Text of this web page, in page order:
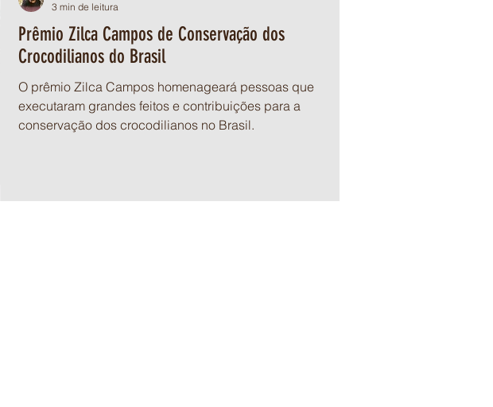
Prêmio Zilca Campos de Conservação dos
Crocodilianos do Brasil
O prêmio Zilca Campos homenageará pessoas que
executaram grandes feitos e contribuições para a
conservação dos crocodilianos no Brasil.
3 min de leitura